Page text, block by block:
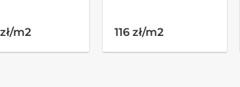
m2 116 zł/m2